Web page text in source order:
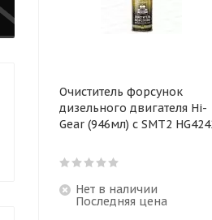
Очиститель форсунок
дизельного двигателя Hi-
Gear (946мл) с SMT2
Нет в наличии
Последняя цена